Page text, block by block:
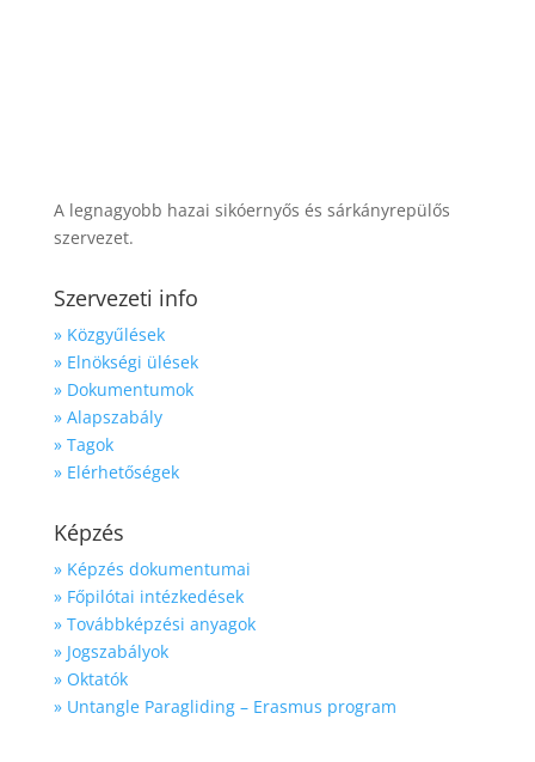
A legnagyobb hazai sikóernyős és sárkányrepülős
szervezet.
Szervezeti info
» Közgyűlések
» Elnökségi ülések
» Dokumentumok
» Alapszabály
» Tagok
» Elérhetőségek
Képzés
» Képzés dokumentumai
» Főpilótai intézkedések
» Továbbképzési anyagok
» Jogszabályok
» Oktatók
» Untangle Paragliding – Erasmus program